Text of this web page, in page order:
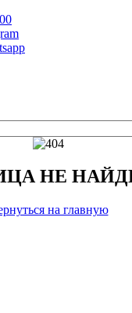
НЕ
на главную